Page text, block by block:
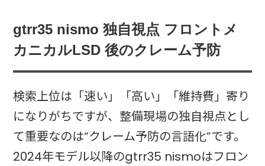
gtrr35 nismo 独自視点 フロントメ
カニカルLSD 後のクレーム予防
検索上位は「速い」「高い」「維持費」寄り
になりがちですが、整備現場の独自視点とし
て重要なのは“クレーム予防の言語化”です。
2024年モデル以降のgtrr35 nismoはフロン